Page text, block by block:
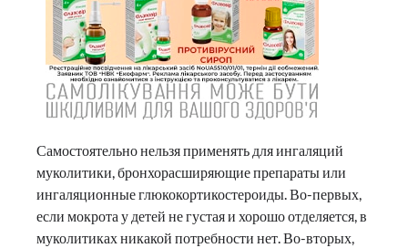
Самостоятельно нельзя применять для ингаляций
муколитики, бронхорасширяющие препараты или
ингаляционные глюкокортикостероиды. Во-первых,
если мокрота у детей не густая и хорошо отделяется, в
муколитиках никакой потребности нет. Во-вторых,